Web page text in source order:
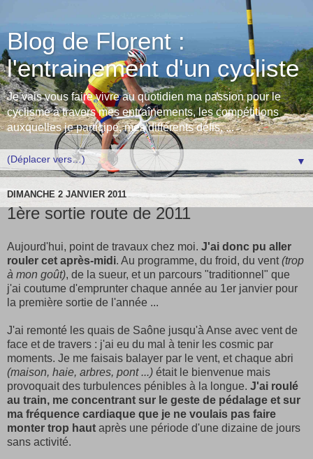
Blog de Florent :
l'entrainement d'un cycliste
Je vais vous faire vivre au quotidien ma passion pour le
cyclisme à travers mes entraînements, les compétitions
auxquelles je participe, mes différents défis, ...
▼
DIMANCHE 2 JANVIER 2011
1ère sortie route de 2011
Aujourd'hui, point de travaux chez moi. J'ai donc pu aller
rouler cet après-midi. Au programme, du froid, du vent(trop
à mon goût), de la sueur, et un parcours "traditionnel" que
j'ai coutume d'emprunter chaque année au 1er janvier pour
la première sortie de l'année ...
J'ai remonté les quais de Saône jusqu'à Anse avec vent de
face et de travers : j'ai eu du mal à tenir les cosmic par
moments. Je me faisais balayer par le vent, et chaque abri
(maison, haie, arbres, pont ...) était le bienvenue mais
provoquait des turbulences pénibles à la longue. J'ai roulé
au train, me concentrant sur le geste de pédalage et sur
ma fréquence cardiaque que je ne voulais pas faire
monter trop haut après une période d'une dizaine de jours
sans activité.